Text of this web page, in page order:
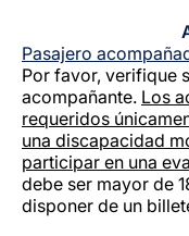
Pasajero
Por favor, verifique
acompañante. Los
requeridos
una discapacidad
participar en una
debe ser mayor de
disponer de un